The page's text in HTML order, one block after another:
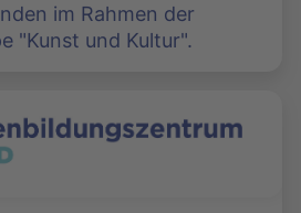
im Rahmen der
"Kunst und Kultur".